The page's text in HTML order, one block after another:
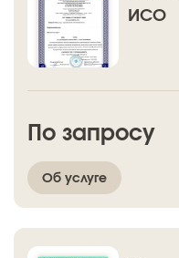
ИСО
По запросу
Об услуге